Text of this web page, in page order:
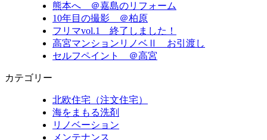
熊本へ ＠嘉島のリフォーム
10年目の撮影 ＠柏原
フリマvol.1 終了しました！
高宮マンションリノベⅡ お引渡し
セルフペイント ＠高宮
カテゴリー
北欧住宅（注文住宅）
海をまもる洗剤
リノベーション
メンテナンス